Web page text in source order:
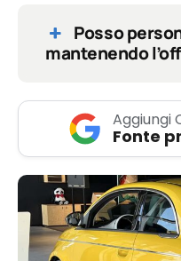
Posso
mantenendo
Aggiungi
Fonte